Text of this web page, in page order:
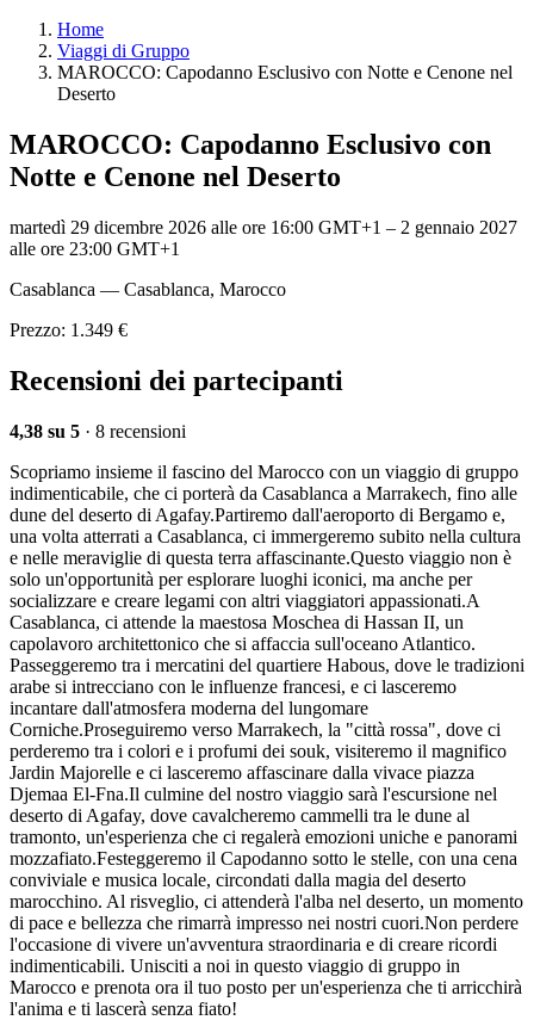
Home
Viaggi di Gruppo
MAROCCO: Capodanno Esclusivo con Notte e Cenone nel
Deserto
MAROCCO: Capodanno Esclusivo con
Notte e Cenone nel Deserto
martedì 29 dicembre 2026 alle ore 16:00 GMT+1 – 2 gennaio 2027
alle ore 23:00 GMT+1
Casablanca — Casablanca, Marocco
Prezzo: 1.349 €
Recensioni dei partecipanti
4,38 su 5 · 8 recensioni
Scopriamo insieme il fascino del Marocco con un viaggio di gruppo
indimenticabile, che ci porterà da Casablanca a Marrakech, fino alle
dune del deserto di Agafay.Partiremo dall'aeroporto di Bergamo e,
una volta atterrati a Casablanca, ci immergeremo subito nella cultura
e nelle meraviglie di questa terra affascinante.Questo viaggio non è
solo un'opportunità per esplorare luoghi iconici, ma anche per
socializzare e creare legami con altri viaggiatori appassionati.A
Casablanca, ci attende la maestosa Moschea di Hassan II, un
capolavoro architettonico che si affaccia sull'oceano Atlantico.
Passeggeremo tra i mercatini del quartiere Habous, dove le tradizioni
arabe si intrecciano con le influenze francesi, e ci lasceremo
incantare dall'atmosfera moderna del lungomare
Corniche.Proseguiremo verso Marrakech, la "città rossa", dove ci
perderemo tra i colori e i profumi dei souk, visiteremo il magnifico
Jardin Majorelle e ci lasceremo affascinare dalla vivace piazza
Djemaa El-Fna.Il culmine del nostro viaggio sarà l'escursione nel
deserto di Agafay, dove cavalcheremo cammelli tra le dune al
tramonto, un'esperienza che ci regalerà emozioni uniche e panorami
mozzafiato.Festeggeremo il Capodanno sotto le stelle, con una cena
conviviale e musica locale, circondati dalla magia del deserto
marocchino. Al risveglio, ci attenderà l'alba nel deserto, un momento
di pace e bellezza che rimarrà impresso nei nostri cuori.Non perdere
l'occasione di vivere un'avventura straordinaria e di creare ricordi
indimenticabili. Unisciti a noi in questo viaggio di gruppo in
Marocco e prenota ora il tuo posto per un'esperienza che ti arricchirà
l'anima e ti lascerà senza fiato!